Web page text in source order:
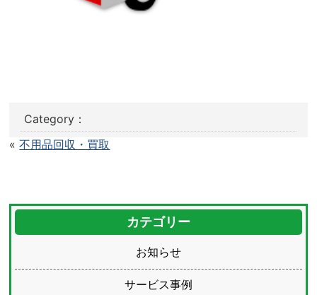
Category：
«不用品回収・買取
カテゴリー
お知らせ
サービス事例